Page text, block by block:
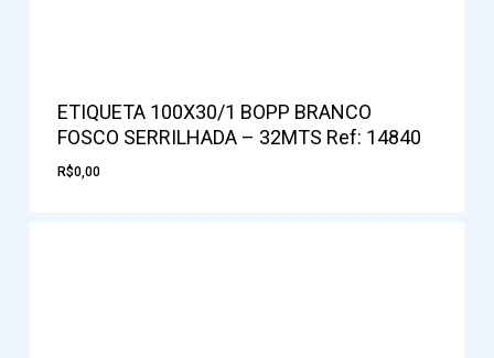
ETIQUETA 100X30/1 BOPP BRANCO
FOSCO SERRILHADA – 32MTS Ref: 14840
R$0,00